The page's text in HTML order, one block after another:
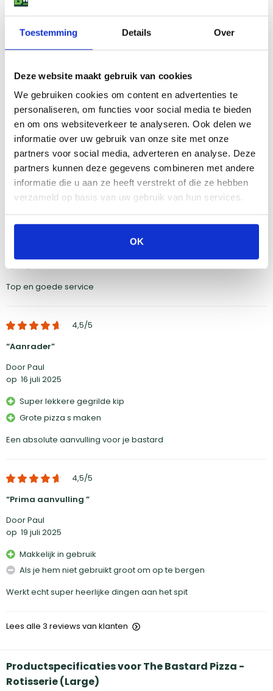
Toestemming Details Over
Deze website maakt gebruik van cookies
We gebruiken cookies om content en advertenties te
personaliseren, om functies voor social media te bieden
en om ons websiteverkeer te analyseren. Ook delen we
informatie over uw gebruik van onze site met onze
partners voor social media, adverteren en analyse. Deze
partners kunnen deze gegevens combineren met andere
informatie die u aan ze heeft verstrekt of die ze hebben
verzameld op basis van uw gebruik van hun services.
OK
4,7 4,7/5 (3 reviews)
Schrijf een review
Sterren
Sterren
0
Sterren
0
Sterren
0
Ster 0
Top en goede service
4,5/5
Aanrader
Door Paul
op 16 juli 2025
Super lekkere gegrilde kip
Grote pizza s maken
Een absolute aanvulling voor je bastard
4,5/5
Prima aanvulling
Door Paul
op 19 juli 2025
Makkelijk in gebruik
Als je hem niet gebruikt groot om op te bergen
Werkt echt super heerlijke dingen aan het spit
Lees alle 3 reviews van klanten
Productspecificaties voor The Bastard Pizza -
Rotisserie (Large)